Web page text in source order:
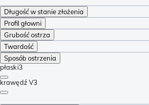
Długość w stanie złożenia
Profil głowni
Grubość ostrza
Twardość
Sposób ostrzenia
płaski3
krawędź V3